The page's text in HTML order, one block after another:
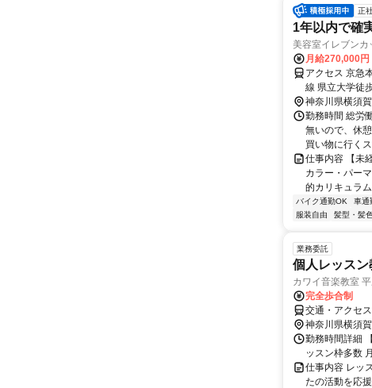
正
1年以内で確
美容室イレブン
月給270,000円
アクセス 京急
線 県立大学徒
神奈川県横須
勤務時間 総労
無いので、休
買い物に行く
仕事内容 【未
カラー・パー
的カリキュラ
バイク通勤OK 車通
服装自由
髪型・髪
業務委託
個人レッス
カワイ音楽教室
完全歩合制
交通・アクセ
神奈川県横須
勤務時間詳細
ッスン枠多数
仕事内容 レッ
たの活動を応